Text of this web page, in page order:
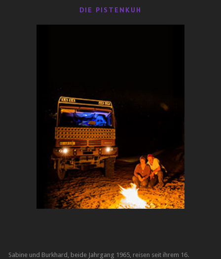
DIE PISTENKUH
Sabine und Burkhard, beide Jahrgang 1965, reisen seit ihrem 16.